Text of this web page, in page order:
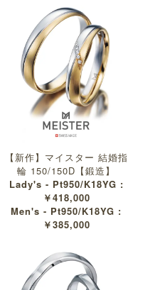
【新作】マイスター 結婚指
輪 150/150D【鍛造】
Lady's - Pt950/K18YG :
￥418,000
Men's - Pt950/K18YG :
￥385,000